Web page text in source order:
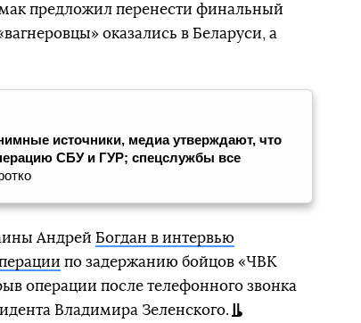
предложил перенести финальный
оказались в Беларуси, а
источники, медиа утверждают, что
СБУ и ГУР; спецслужбы все
Андрей Богдан в интервью
по задержанию бойцов «ЧВК
операции после телефонного звонка
Владимира Зеленского.